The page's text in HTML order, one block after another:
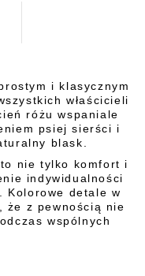
i klasycznym
właścicieli
różu wspaniale
psiej sierści i
blask.
to nie tylko komfort i
indywidualności
Kolorowe detale w
że z pewnością nie
wspólnych